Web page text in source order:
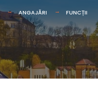
ANGAJĂRI
FUNCȚII